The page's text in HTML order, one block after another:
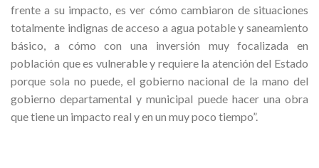
frente a su impacto, es ver cómo cambiaron de situaciones
totalmente indignas de acceso a agua potable y saneamiento
básico, a cómo con una inversión muy focalizada en
población que es vulnerable y requiere la atención del Estado
porque sola no puede, el gobierno nacional de la mano del
gobierno departamental y municipal puede hacer una obra
que tiene un impacto real y en un muy poco tiempo”.